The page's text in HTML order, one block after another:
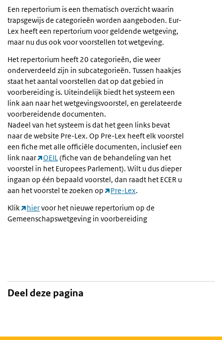
Een repertorium is een thematisch overzicht waarin
trapsgewijs de categorieën worden aangeboden. Eur-
Lex heeft een repertorium voor geldende wetgeving,
maar nu dus ook voor voorstellen tot wetgeving.
Het repertorium heeft 20 categorieën, die weer
onderverdeeld zijn in subcategorieën. Tussen haakjes
staat het aantal voorstellen dat op dat gebied in
voorbereiding is. Uiteindelijk biedt het systeem een
link aan naar het wetgevingsvoorstel, en gerelateerde
voorbereidende documenten.
Nadeel van het systeem is dat het geen links bevat
naar de website Pre-Lex. Op Pre-Lex heeft elk voorstel
een fiche met alle officiële documenten, inclusief een
link naar
OEIL(fiche van de behandeling van het
voorstel in het Europees Parlement). Wilt u dus dieper
ingaan op één bepaald voorstel, dan raadt het ECER u
aan het voorstel te zoeken op
Pre-Lex.
Klik
hiervoor het nieuwe repertorium op de
Gemeenschapswetgeving in voorbereiding
Deel deze pagina